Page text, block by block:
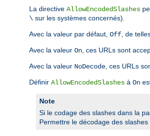
La directive AllowEncodedSlashes
\ sur les systèmes concernés).
Avec la valeur par défaut, Off , de
Avec la valeur On , ces URLs sont
Avec la valeur NoDecode , ces URLs
Définir AllowEncodedSlashes à On
Note
Si le codage des slashes dans la
Permettre le décodage des